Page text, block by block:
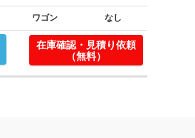
ワゴン なし
在庫確認・見積り依頼
（無料）